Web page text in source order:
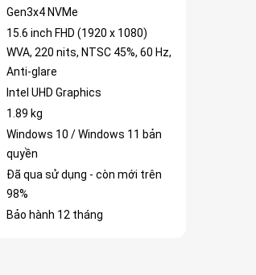
Gen3x4 NVMe
15.6 inch FHD (1920 x 1080)
WVA, 220 nits, NTSC 45%, 60 Hz,
Anti-glare
Intel UHD Graphics
1.89 kg
Windows 10 / Windows 11 bản
quyền
Đã qua sử dụng - còn mới trên
98%
Bảo hành 12 tháng